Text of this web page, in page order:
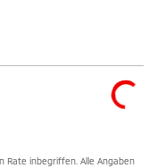
Rate inbegriffen. Alle Angaben